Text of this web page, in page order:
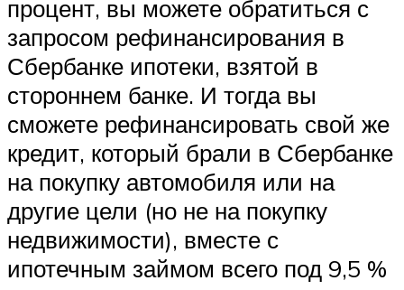
процент, вы можете обратиться с
запросом рефинансирования в
Сбербанке ипотеки, взятой в
стороннем банке. И тогда вы
сможете рефинансировать свой же
кредит, который брали в Сбербанке
на покупку автомобиля или на
другие цели (но не на покупку
недвижимости), вместе с
ипотечным займом всего под 9,5 %